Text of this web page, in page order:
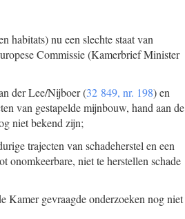
habitats) nu een slechte staat van
Commissie (Kamerbrief Minister
der Lee/Nijboer (32 849, nr. 198) en
van gestapelde mijnbouw, hand aan de
niet bekend zijn;
trajecten van schadeherstel en een
onomkeerbare, niet te herstellen schade
Kamer gevraagde onderzoeken nog niet